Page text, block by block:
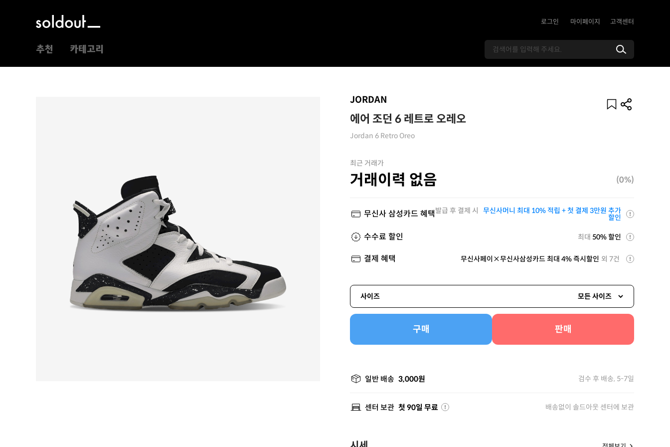
로그인 마이페이지 고객센터
추천 카테고리
JORDAN
에어 조던 6 레트로 오레오
Jordan 6 Retro Oreo
최근 거래가
거래이력 없음 (0%)
무신사 삼성카드 혜택발급 후 결제 시 무신사머니 최대 10% 적립 + 첫 결제 3만원 추가
할인
수수료 할인 최대 50% 할인
결제 혜택 무신사페이×무신사삼성카드 최대 4% 즉시할인 외 7건
사이즈 모든 사이즈
구매 판매
일반 배송 3,000원 검수 후 배송, 5-7일
센터 보관 첫 90일 무료 배송없이 솔드아웃 센터에 보관